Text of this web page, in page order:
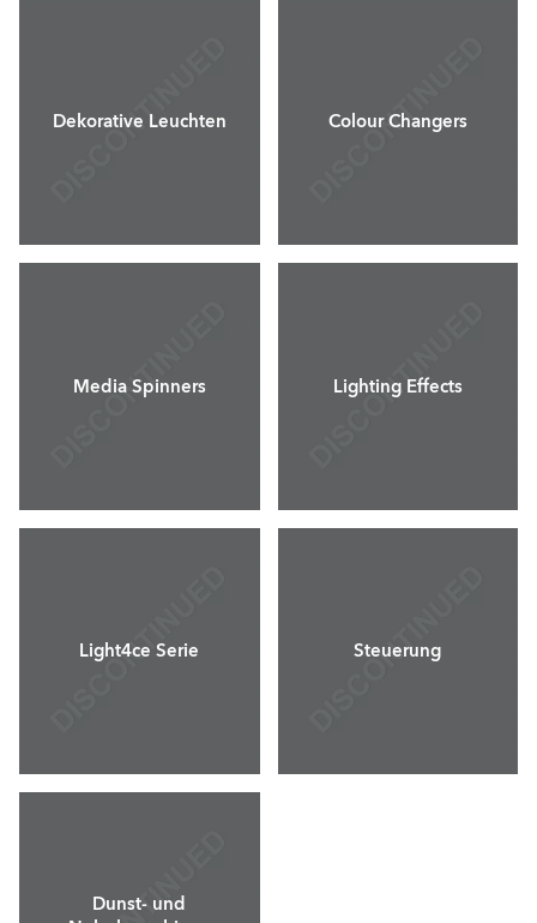
Dekorative Leuchten Colour Changers
Media Spinners Lighting Effects
Light4ce Serie Steuerung
Dunst- und